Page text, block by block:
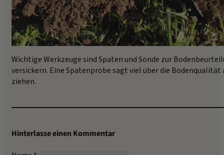
Wichtige Werkzeuge sind Spaten und Sonde zur
versickern. Eine Spatenprobe sagt viel über die
ziehen.
Hinterlasse einen Kommentar